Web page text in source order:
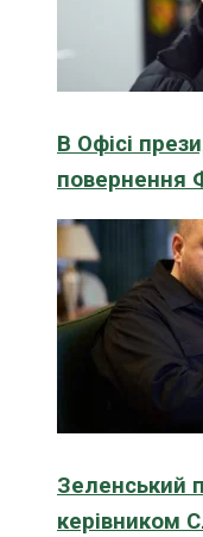
В Офісі
повернення
Зеленський
керівником